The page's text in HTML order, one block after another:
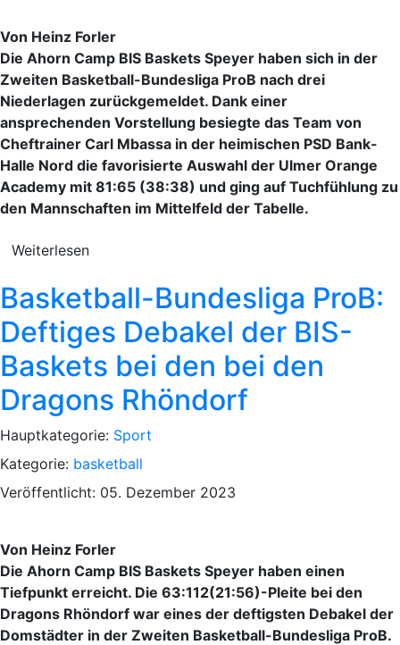
Von Heinz Forler
Die Ahorn Camp BIS Baskets Speyer haben sich in der
Zweiten Basketball-Bundesliga ProB nach drei
Niederlagen zurückgemeldet. Dank einer
ansprechenden Vorstellung besiegte das Team von
Cheftrainer Carl Mbassa in der heimischen PSD Bank-
Halle Nord die favorisierte Auswahl der Ulmer Orange
Academy mit 81:65 (38:38) und ging auf Tuchfühlung zu
den Mannschaften im Mittelfeld der Tabelle.
Weiterlesen
Basketball-Bundesliga ProB:
Deftiges Debakel der BIS-
Baskets bei den bei den
Dragons Rhöndorf
Hauptkategorie: Sport
Kategorie: basketball
Veröffentlicht: 05. Dezember 2023
Von Heinz Forler
Die Ahorn Camp BIS Baskets Speyer haben einen
Tiefpunkt erreicht. Die 63:112(21:56)-Pleite bei den
Dragons Rhöndorf war eines der deftigsten Debakel der
Domstädter in der Zweiten Basketball-Bundesliga ProB.